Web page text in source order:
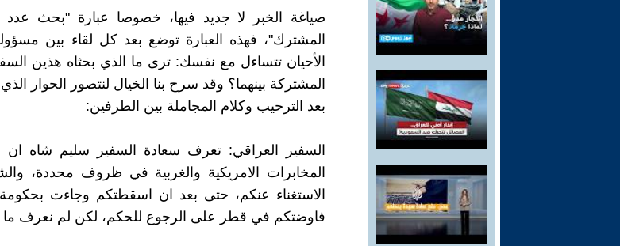
صياغة الخبر لا جديد فيها، خصوصا عبارة "بحث عدد
المشترك"، فهذه العبارة توضع بعد كل لقاء بين
الأحيان تتساءل مع نفسك: ترى ما الذي بحثاه هذين
المشتركة بينهما؟ وقد سرح بنا الخيال لنتصور الحوار
بعد الترحيب وكلام المجاملة بين الطرفين:
السفير العراقي: تعرف سعادة السفير سليم شاه ان
المخابرات الامريكية والغربية في ظروف محددة،
الاستغناء عنكم، حتى بعد ان اسقطتكم وجاءت
فاوضتكم في قطر على الرجوع للحكم، لكن لم نعرف ما